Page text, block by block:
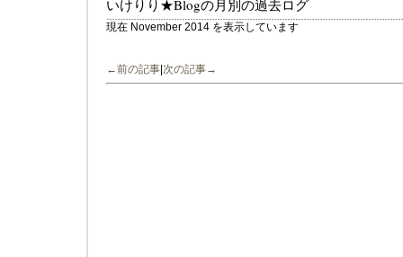
いけりり★Blogの月別の過去ログ
現在 November 2014 を表示しています
←前の記事 次の記事→